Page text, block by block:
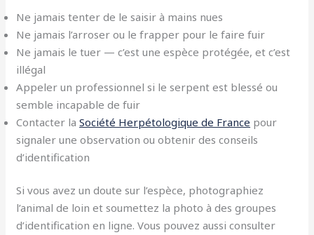
Ne jamais tenter de le saisir à mains nues
Ne jamais l’arroser ou le frapper pour le faire fuir
Ne jamais le tuer — c’est une espèce protégée, et c’est
illégal
Appeler un professionnel si le serpent est blessé ou
semble incapable de fuir
Contacter laSociété Herpétologique de France pour
signaler une observation ou obtenir des conseils
d’identification
Si vous avez un doute sur l’espèce, photographiez
l’animal de loin et soumettez la photo à des groupes
d’identification en ligne. Vous pouvez aussi consulter